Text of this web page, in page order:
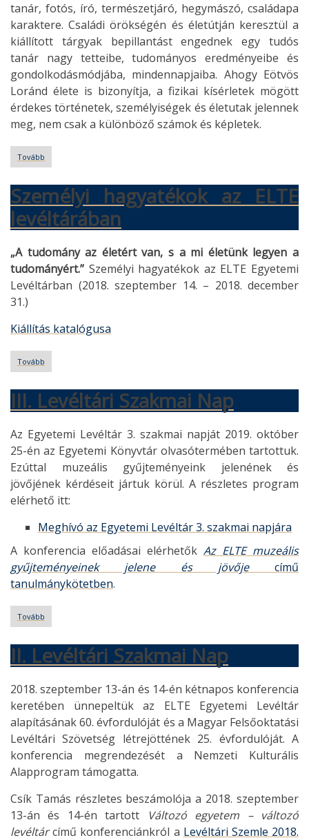
tanár, fotós, író, természetjáró, hegymászó, családapa
karaktere. Családi örökségén és életútján keresztül a
kiállított tárgyak bepillantást engednek egy tudós
tanár nagy tetteibe, tudományos eredményeibe és
gondolkodásmódjába, mindennapjaiba. Ahogy Eötvös
Loránd élete is bizonyítja, a fizikai kísérletek mögött
érdekes történetek, személyiségek és életutak jelennek
meg, nem csak a különböző számok és képletek.
Tovább
Kiállítás)
Személyi hagyatékok az ELTE
levéltárában
„A tudomány az életért van, s a mi életünk legyen a
tudományért.” Személyi hagyatékok az ELTE Egyetemi
Levéltárban (2018. szeptember 14. – 2018. december
31.)
Kiállítás katalógusa
Tovább
hagyatékok
ELTE
levéltárában)
III. Levéltári Szakmai Nap
Az Egyetemi Levéltár 3. szakmai napját 2019. október
25-én az Egyetemi Könyvtár olvasótermében tartottuk.
Ezúttal muzeális gyűjteményeink jelenének és
jövőjének kérdéseit jártuk körül. A részletes program
elérhető itt:
Meghívó az Egyetemi Levéltár 3. szakmai napjára
A konferencia előadásai elérhetők Az ELTE muzeális
gyűjteményeinek jelene és jövőjecímű
tanulmánykötetben.
Tovább
Levéltári
Nap)
II. Levéltári Szakmai Nap
2018. szeptember 13-án és 14-én kétnapos konferencia
keretében ünnepeltük az ELTE Egyetemi Levéltár
alapításának 60. évfordulóját és a Magyar Felsőoktatási
Levéltári Szövetség létrejöttének 25. évfordulóját. A
konferencia megrendezését a Nemzeti Kulturális
Alapprogram támogatta.
Csík Tamás részletes beszámolója a 2018. szeptember
13-án és 14-én tartott
Változó egyetem – változó
levéltárcímű konferenciánkról a Levéltári Szemle 2018.